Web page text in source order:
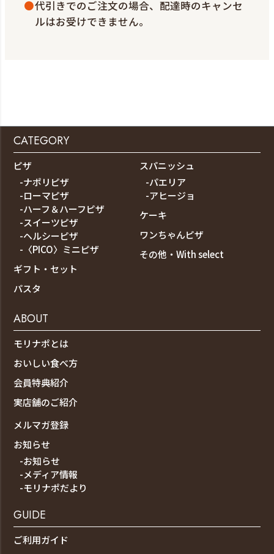
代引きでのご注文の場合、配達時のキャンセ
ルはお受けできません。
CATEGORY
ピザ
-ナポリピザ
-ローマピザ
-ハーフ＆ハーフピザ
-スイーツピザ
-ヘルシーピザ
-〈PICO〉ミニピザ
ギフト・セット
パスタ
スパニッシュ
-パエリア
-アヒージョ
ケーキ
ワンちゃんピザ
その他・With select
ABOUT
モリナポとは
おいしい食べ方
会員特典紹介
実店舗のご紹介
メルマガ登録
お知らせ
-お知らせ
-メディア情報
-モリナポだより
GUIDE
ご利用ガイド